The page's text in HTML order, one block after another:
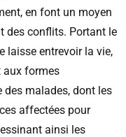
en font un moyen
des conflits. Portant le
laisse entrevoir la vie,
aux formes
des malades, dont les
affectées pour
ainsi les